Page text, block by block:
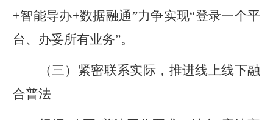
+智能导办+数据融通”力争实现“登录一个平
台、办妥所有业务”。
（三）紧密联系实际，推进线上线下融
合普法